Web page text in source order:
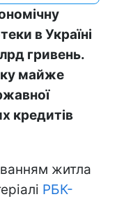
в Україні
гривень.
майже
кредитів
житла
РБК-